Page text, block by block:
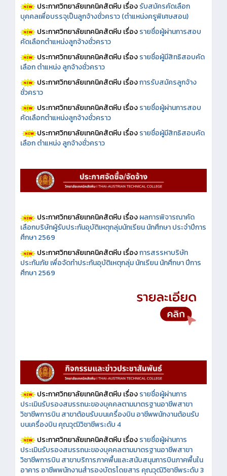
ประกาศวิทยาลัยเทคนิคสัตหีบ เรื่องรับสมัครคัดเลือก
บุคคลเพื่อบรรจุเป็นลูกจ้างชั่วคราว (ตำแหน่งครูพิเศษสอน)
ประกาศวิทยาลัยเทคนิคสัตหีบ เรื่องรายชื่อผู้ผ่านการสอบ
คัดเลือกตำแหน่งลูกจ้างชั่วคราว
ประกาศวิทยาลัยเทคนิคสัตหีบ เรื่องรายชื่อผู้มีสิทธิสอบคัด
เลือก ตำแหน่ง ลูกจ้างชั่วคราว
ประกาศวิทยาลัยเทคนิคสัตหีบ เรื่องการรับสมัครลูกจ้าง
ชั่วคราว
ประกาศวิทยาลัยเทคนิคสัตหีบ เรื่องรายชื่อผู้ผ่านการสอบ
คัดเลือกตำแหน่งลูกจ้างชั่วคราว
ประกาศวิทยาลัยเทคนิคสัตหีบ เรื่องรายชื่อผู้มีสิทธิสอบคัด
เลือก ตำแหน่ง ลูกจ้างชั่วคราว
ประกาศวิทยาลัยเทคนิคสัตหีบ เรื่องผลการพิจารณาคัด
เลือกบริษัทผู้รับประกันอุบัติเหตุกลุ่มนักเรียน นักศึกษา ประจำปีการ
ศึกษา 2569
ประกาศวิทยาลัยเทคนิคสัตหีบ เรื่องการสรรหาบริษัท
ประกันภัย เพื่อจัดทำประกันอุบัติเหตุกลุ่ม นักเรียน นักศึกษา ปีการ
ศึกษา 2569
ประกาศวิทยาลัยเทคนิคสัตหีบ เรื่องรายชื่อผู้ผ่านการ
ประเมินรับรองสมรรถนะของบุคคลตามมาตรฐานอาชีพสาขา
วิชาชีพการบิน สาขาต้อนรับบนเครื่องบิน อาชีพพนักงานต้อนรับ
บนเครื่องบิน คุณวุฒิวิชาชีพระดับ 4
ประกาศวิทยาลัยเทคนิคสัตหีบ เรื่องรายชื่อผู้ผ่านการ
ประเมินรับรองสมรรถนะของบุคคลตามมาตรฐานอาชีพสาขา
วิชาชีพการบิน สาขาบริการภาคพื้นและสนับสนุนการบินภาคพื้นใน
อาคาร อาชีพพนักงานสำรองบัตรโดยสาร คุณวุฒิวิชาชีพระดับ 3